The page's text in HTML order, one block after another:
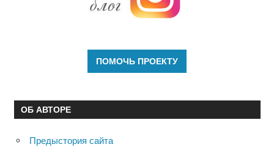
ОБ АВТОРЕ
Предыстория сайта